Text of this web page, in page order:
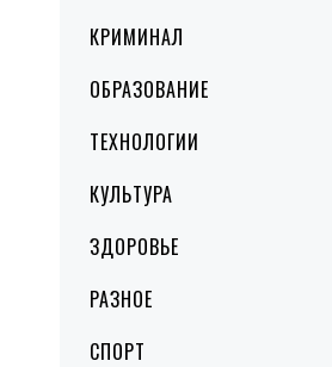
КРИМИНАЛ
ОБРАЗОВАНИЕ
ТЕХНОЛОГИИ
КУЛЬТУРА
ЗДОРОВЬЕ
РАЗНОЕ
СПОРТ